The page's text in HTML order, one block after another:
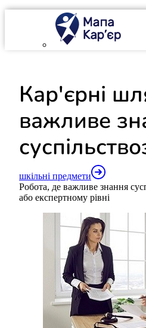
Кар'єрні
важливе
шкільні предмети
Робота, де важливе знання
або експертному рівні